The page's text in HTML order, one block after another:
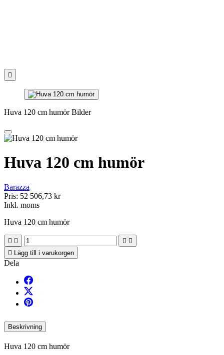

Huva 120 cm humör Bilder
Huva 120 cm humör
Barazza
Pris: 52 506,73 kr
Inkl. moms
Huva 120 cm humör
   

Lägg till i varukorgen
Dela
Beskrivning
Huva 120 cm humör